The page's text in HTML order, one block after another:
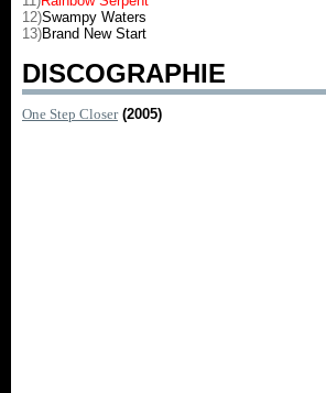
12)Swampy Waters
13)Brand New Start
DISCOGRAPHIE
One Step Closer (2005)